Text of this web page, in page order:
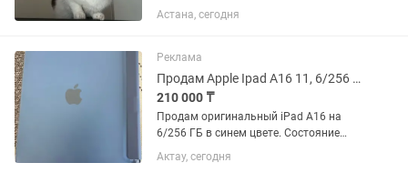
не долго. Был у ветеринара,
кастрирован, обработан от всего,
Разрешает жамкать его пузико. На
морде...
Астана, сегодня
Реклама
Продам Apple Ipad A16 11, 6/256 GB
210 000 ₸
Продам оригинальный iPad А16 на
6/256 ГБ в синем цвете. Состояние
идеальное, как новый. Экран и корпус
без царапин и сколов. Планшет
Актау, сегодня